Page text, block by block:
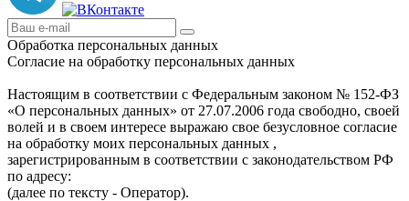
Обработка персональных данных
Согласие на обработку персональных данных
Настоящим в соответствии с Федеральным законом № 152-ФЗ
«О персональных данных» от 27.07.2006 года свободно, своей
волей и в своем интересе выражаю свое безусловное согласие
на обработку моих персональных данных ,
зарегистрированным в соответствии с законодательством РФ
по адресу:
(далее по тексту - Оператор).